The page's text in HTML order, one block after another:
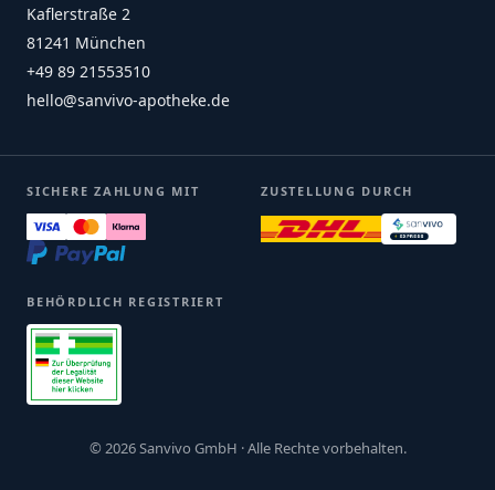
Kaflerstraße 2
81241 München
+49 89 21553510
hello@sanvivo-apotheke.de
SICHERE ZAHLUNG MIT ZUSTELLUNG DURCH
BEHÖRDLICH REGISTRIERT
© 2026 Sanvivo GmbH · Alle Rechte vorbehalten.